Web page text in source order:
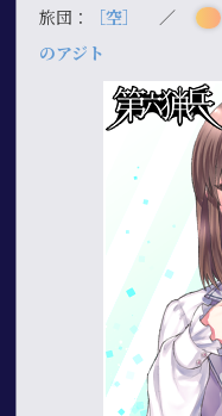
旅団：
［空］ ／
のアジト